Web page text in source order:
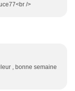
/>
, bonne semaine